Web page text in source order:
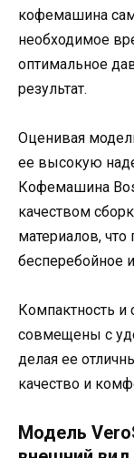
кофемашина
необходимое
оптимальное
результат.
Оценивая
ее высокую
Кофемашина
качеством
материалов, что
бесперебойное
Компактность и
совмещены с
делая ее
качество и
Модель